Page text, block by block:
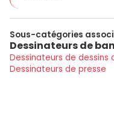
Sous-catégories
Dessinateurs de
Dessinateurs de dessins
Dessinateurs de presse